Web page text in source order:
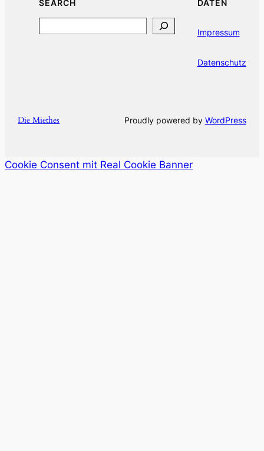
SEARCH DATEN
Impressum
Datenschutz
Die Miethes Proudly powered by WordPress
Cookie Consent mit Real Cookie Banner